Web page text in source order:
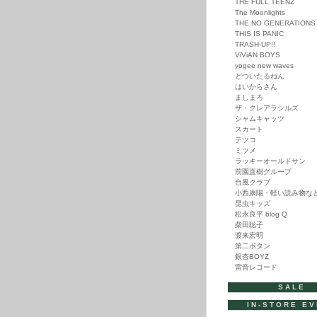
THE FULL TEENZ
The Moonlights
THE NO GENERATIONS
THIS IS PANIC
TRASH-UP!!
ViViAN BOYS
yogee new waves
どついたるねん
はいからさん
ましまろ
ザ・クレアラシルズ
シャムキャッツ
スカート
テツコ
ミツメ
ラッキーオールドサン
前園直樹グループ
台風クラブ
小西康陽・軽い読み物な
昆虫キッズ
松永良平 blog Q
柴田聡子
渡来宏明
第二ボタン
銀杏BOYZ
雷音レコード
SALE
IN-STORE